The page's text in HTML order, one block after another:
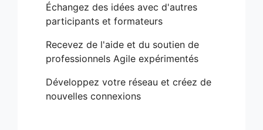
Échangez des idées avec d'autres
participants et formateurs
Recevez de l'aide et du soutien de
professionnels Agile expérimentés
Développez votre réseau et créez de
nouvelles connexions